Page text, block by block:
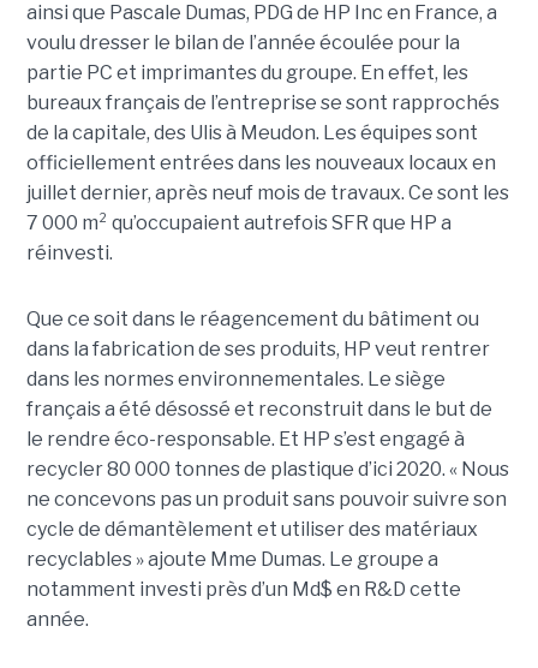
ainsi que Pascale Dumas, PDG de HP Inc en France, a
voulu dresser le bilan de l’année écoulée pour la
partie PC et imprimantes du groupe. En effet, les
bureaux français de l’entreprise se sont rapprochés
de la capitale, des Ulis à Meudon. Les équipes sont
officiellement entrées dans les nouveaux locaux en
juillet dernier, après neuf mois de travaux. Ce sont les
7 000 m² qu’occupaient autrefois SFR que HP a
réinvesti.
Que ce soit dans le réagencement du bâtiment ou
dans la fabrication de ses produits, HP veut rentrer
dans les normes environnementales. Le siège
français a été désossé et reconstruit dans le but de
le rendre éco-responsable. Et HP s’est engagé à
recycler 80 000 tonnes de plastique d’ici 2020. « Nous
ne concevons pas un produit sans pouvoir suivre son
cycle de démantèlement et utiliser des matériaux
recyclables » ajoute Mme Dumas. Le groupe a
notamment investi près d’un Md$ en R&D cette
année.